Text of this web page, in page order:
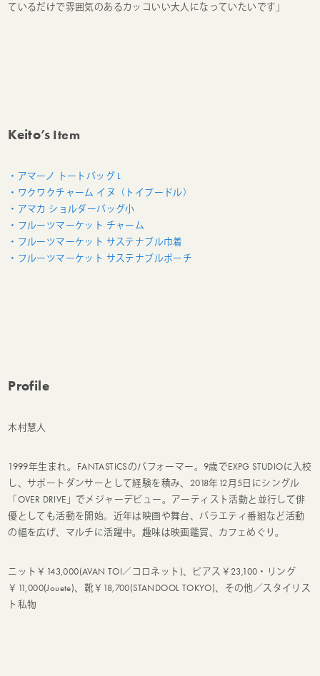
ているだけで雰囲気のあるカッコいい大人になっていたいです」
Keito’s Item
・アマーノ トートバッグ L
・ワクワクチャーム イヌ（トイプードル）
・アマカ ショルダーバッグ小
・フルーツマーケット チャーム
・フルーツマーケット サステナブル巾着
・フルーツマーケット サステナブルポーチ
Profile
木村慧人
1999年生まれ。FANTASTICSのパフォーマー。9歳でEXPG STUDIOに入校
し、サポートダンサーとして経験を積み、2018年12月5日にシングル
「OVER DRIVE」でメジャーデビュー。アーティスト活動と並行して俳
優としても活動を開始。近年は映画や舞台、バラエティ番組など活動
の幅を広げ、マルチに活躍中。趣味は映画鑑賞、カフェめぐり。
ニット￥143,000(AVAN TOI／コロネット)、ピアス￥23,100・リング
￥11,000(Jouete)、靴￥18,700(STANDOOL TOKYO)、その他／スタイリス
ト私物